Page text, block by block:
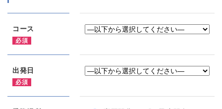
コース
必須
出発日
必須